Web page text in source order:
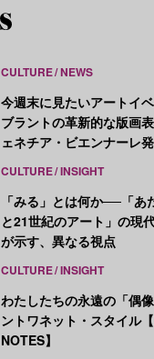
CULTURE NEWS
今週末に見たいアートイ
ブラントの革新的な版画
ェネチア・ビエンナーレ
CULTURE INSIGHT
「みる」とは何か──「
と21世紀のアート」の現
が示す、異なる視点
CULTURE INSIGHT
わたしたちの永遠の「偶
ントワネット・スタイル
NOTES】